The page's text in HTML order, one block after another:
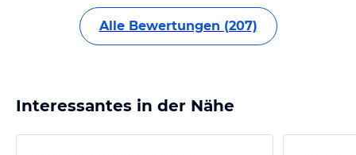
Alle Bewertungen (207)
Interessantes in der Nähe